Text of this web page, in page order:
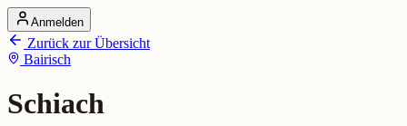
Startseite
Alle Dialekte
Dialekte vergleichen
Dialekt-Karte
Ranking
Anmelden
Zurück zur Übersicht
Bairisch
Schiach